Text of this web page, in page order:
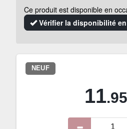
Ce produit est disponible en
Vérifier la disponibilité
NEUF
11